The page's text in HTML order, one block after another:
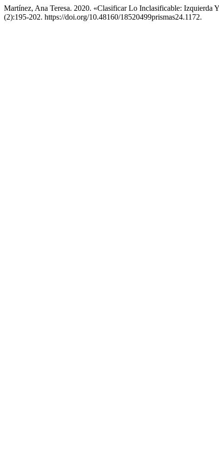
Martínez, Ana Teresa. 2020. «Clasificar Lo Inclasificable: Izquierda
(2):195-202. https://doi.org/10.48160/18520499prismas24.1172.